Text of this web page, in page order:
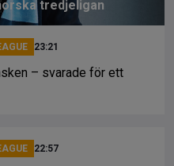
tredjeligan
23:21
– svarade för ett
22:57